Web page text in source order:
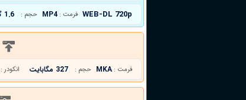
WEB-DL 720p فرمت : MP4 حجم : 1.6 گیگابایت
فرمت : MKA حجم : 327 مگابایت انکودر :